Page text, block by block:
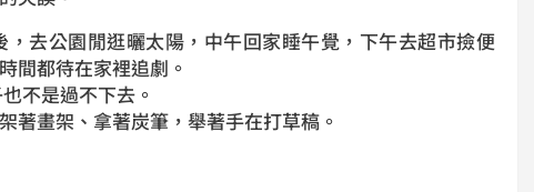
去公園閒逛曬太陽，中午回家睡午覺，下午去超市撿便
間都待在家裡追劇。
不是過不下去。
著畫架、拿著炭筆，舉著手在打草稿。